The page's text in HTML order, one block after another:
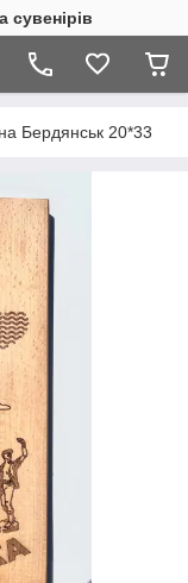
сувенірів
Бердянськ 20*33